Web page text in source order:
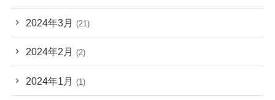
2024年3月 (21)
2024年2月 (2)
2024年1月 (1)